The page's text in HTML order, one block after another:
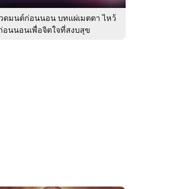
ดมนต์ก่อนนอน บทแผ่เมตตา ไหว้
อนนอนเพื่อจิตใจที่สงบสุข